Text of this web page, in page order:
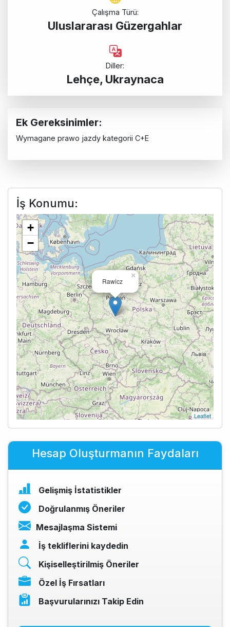
Çalışma Türü:
Uluslararası Güzergahlar
Diller:
Lehçe, Ukraynaca
Ek Gereksinimler:
Wymagane prawo jazdy kategorii C+E
İş Konumu:
Rawicz
×
+
−
Leaflet
Hesap Oluşturmanın Faydaları
Gelişmiş İstatistikler
Doğrulanmış Öneriler
Mesajlaşma Sistemi
İş tekliflerini kaydedin
Kişiselleştirilmiş Öneriler
Özel İş Fırsatları
Başvurularınızı Takip Edin